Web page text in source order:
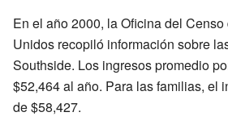
En el año 2000, la Oficina del
Unidos recopiló información sobre
Southside. Los ingresos promedio
$52,464 al año. Para las familias, el
de $58,427.